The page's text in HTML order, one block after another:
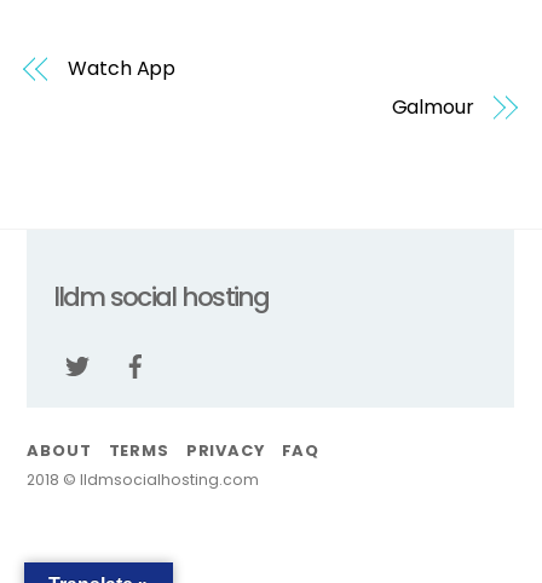
Watch App
Galmour
lldm social hosting
ABOUT TERMS PRIVACY FAQ
2018 © lldmsocialhosting.com